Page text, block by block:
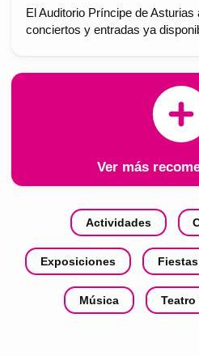
El Auditorio Príncipe de
conciertos y entradas ya
Ver más
Actividades
Exposiciones Fiestas
Música